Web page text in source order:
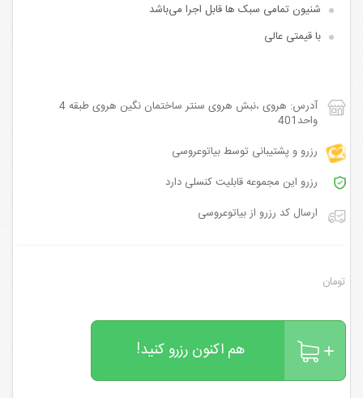
شنیون تمامی سبک ها قابل اجرا می‌باشد
با قیمتی عالی
آدرس: هروی ،نبش هروی سنتر ساختمان نگین هروی طبقه 4
واحد401
رزرو و پشتیبانی توسط بیاتوعروسی
رزرو این مجموعه قابلیت کنسلی دارد
ارسال کد رزرو از بیاتوعروسی
تومان
هم اکنون رزرو کنید!